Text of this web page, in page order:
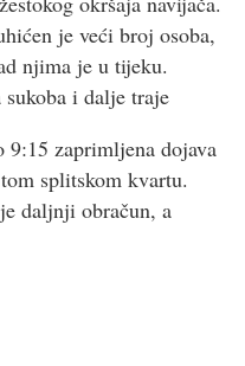
je veći broj osoba,
njima je u tijeku.
i dalje traje
zaprimljena dojava
splitskom kvartu.
daljnji obračun, a